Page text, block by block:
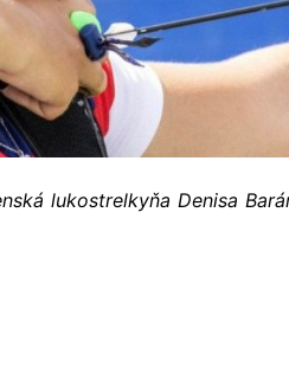
lukostrelkyňa Denisa